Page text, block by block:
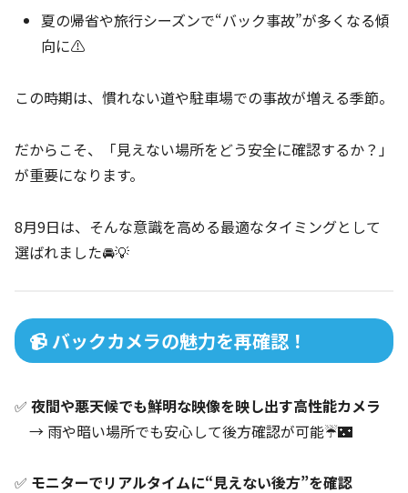
夏の帰省や旅行シーズンで“バック事故”が多くなる傾
向に⚠️
この時期は、慣れない道や駐車場での事故が増える季節。
だからこそ、「見えない場所をどう安全に確認するか？」
が重要になります。
8月9日は、そんな意識を高める最適なタイミングとして
選ばれました🚘💡
📹 バックカメラの魅力を再確認！
✅ 夜間や悪天候でも鮮明な映像を映し出す高性能カメラ
→ 雨や暗い場所でも安心して後方確認が可能☔🌃
✅ モニターでリアルタイムに“見えない後方”を確認